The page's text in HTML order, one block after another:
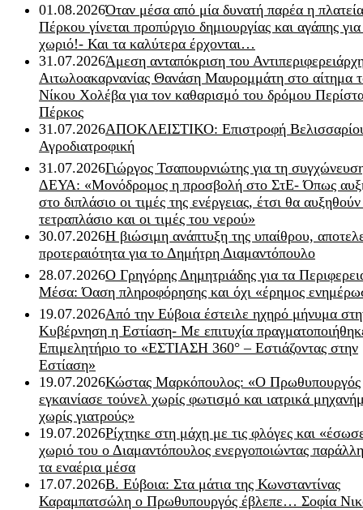
01.08.2026Όταν μέσα από μία δυνατή παρέα η
Πέρκου γίνεται προπύργιο δημιουργίας και αγάπης
χωριό!- Και τα καλύτερα έρχονται…
31.07.2026Άμεση ανταπόκριση του
Αιτωλοακαρνανίας Θανάση Μαυρομμάτη στο αίτημα
Νίκου Χολέβα για τον καθαρισμό του δρόμου
Πέρκος
31.07.2026ΑΠΟΚΛΕΙΣΤΙΚΟ: Επιστροφή
Αγροδιατροφική
31.07.2026Γιώργος Τσαπουρνιώτης για τη
ΔΕΥΑ: «Μονόδρομος η προσβολή στο ΣτΕ- Όπως
στο διπλάσιο οι τιμές της ενέργειας, έτσι θα
τετραπλάσιο και οι τιμές του νερού»
30.07.2026Η βιώσιμη ανάπτυξη της υπαίθρου,
προτεραιότητα για το Δημήτρη Διαμαντόπουλο
28.07.2026Ο Γρηγόρης Δημητριάδης για τα
Μέσα: Όαση πληροφόρησης και όχι «έρημος
19.07.2026Από την Εύβοια έστειλε ηχηρό μήνυμα
Κυβέρνηση η Εστίαση- Με επιτυχία
Επιμελητήριο το «ΕΣΤΙΑΣΗ 360° – Εστιάζοντας στην
Εστίαση»
19.07.2026Κώστας Μαρκόπουλος: «Ο Πρωθυπουργός
εγκαινίασε τούνελ χωρίς φωτισμό και ιατρικά
χωρίς γιατρούς»
19.07.2026Ρίχτηκε στη μάχη με τις φλόγες και
χωριό του ο Διαμαντόπουλος ενεργοποιώντας
τα εναέρια μέσα
17.07.2026Β. Εύβοια: Στα μάτια της Κωνσταντίνας
Καραμπατσώλη ο Πρωθυπουργός έβλεπε… Σοφία